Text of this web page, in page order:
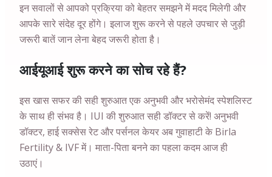
इन सवालों से आपको प्रक्रिया को बेहतर समझने में मदद मिलेगी और
आपके सारे संदेह दूर होंगे। इलाज शुरू करने से पहले उपचार से जुड़ी
जरूरी बातें जान लेना बेहद जरूरी होता है।
आईयूआई शुरू करने का सोच रहे हैं?
इस खास सफर की सही शुरुआत एक अनुभवी और भरोसेमंद स्पेशलिस्ट
के साथ ही संभव है। IUI की शुरुआत सही डॉक्टर से करें! अनुभवी
डॉक्टर, हाई सक्सेस रेट और पर्सनल केयर अब गुवाहाटी के Birla
Fertility & IVF में। माता-पिता बनने का पहला कदम आज ही
उठाएं।